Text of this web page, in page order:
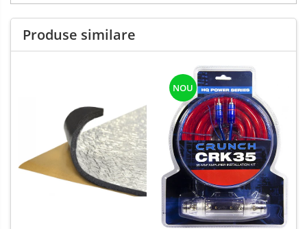
Produse similare
NOU